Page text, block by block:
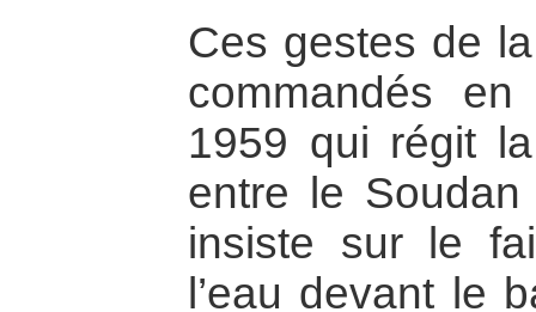
Ces gestes de
commandés
1959 qui régit
entre le Soudan
insiste sur le
l’eau devant le